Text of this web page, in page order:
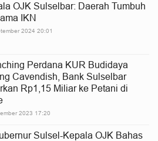
OJK Sulselbar: Daerah Tumbuh
IKN
2024 20:01
Perdana KUR Budidaya
Cavendish, Bank Sulselbar
Rp1,15 Miliar ke Petani di
2023 17:20
Sulsel-Kepala OJK Bahas